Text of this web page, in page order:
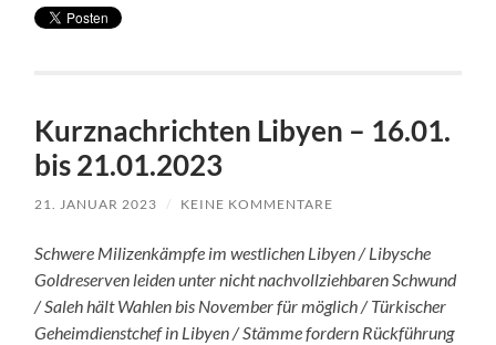
Kurznachrichten Libyen – 16.01.
bis 21.01.2023
21. JANUAR 2023 / KEINE KOMMENTARE
Schwere Milizenkämpfe im westlichen Libyen / Libysche
Goldreserven leiden unter nicht nachvollziehbaren Schwund
/ Saleh hält Wahlen bis November für möglich /Türkischer
Geheimdienstchef in Libyen / Stämme fordern Rückführung